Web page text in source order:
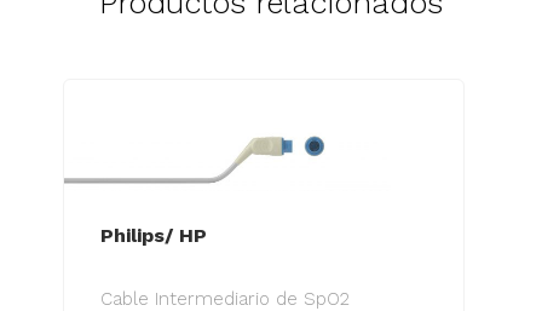
Philips/ HP
Cable Intermediario de SpO2